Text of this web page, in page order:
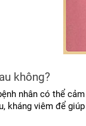
không?
nhân có thể
kháng viêm để